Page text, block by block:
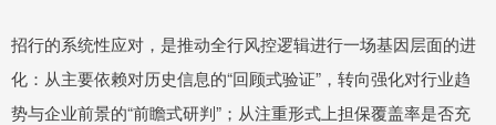
招行的系统性应对，是推动全行风控逻辑进行一场基因层面的进
化：从主要依赖对历史信息的“回顾式验证”，转向强化对行业趋
势与企业前景的“前瞻式研判”；从注重形式上担保覆盖率是否充